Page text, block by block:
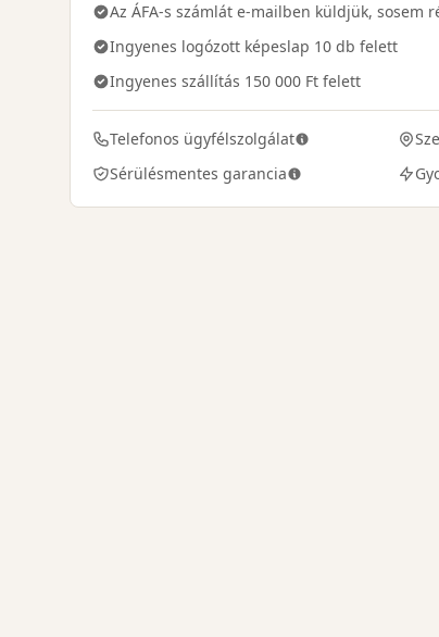
Az ÁFA-s számlát e-mailben küldjük, sosem
Ingyenes logózott képeslap 10 db felett
Ingyenes szállítás 150 000 Ft felett
Telefonos ügyfélszolgálat
Sérülésmentes garancia